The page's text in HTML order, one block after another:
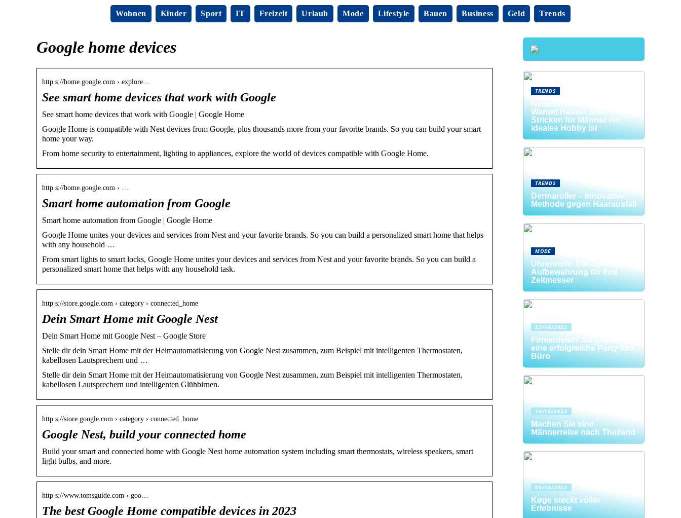
Wohnen Kinder Sport IT Freizeit Urlaub Mode Lifestyle Bauen Business Geld Trends
Google home devices
http s://home.google.com › explore…
See smart home devices that work with Google
See smart home devices that work with Google | Google Home
Google Home is compatible with Nest devices from Google, plus thousands more from your favorite brands. So you can build your smart
home your way.
From home security to entertainment, lighting to appliances, explore the world of devices compatible with Google Home.
http s://home.google.com › …
Smart home automation from Google
Smart home automation from Google | Google Home
Google Home unites your devices and services from Nest and your favorite brands. So you can build a personalized smart home that helps
with any household …
From smart lights to smart locks, Google Home unites your devices and services from Nest and your favorite brands. So you can build a
personalized smart home that helps with any household task.
http s://store.google.com › category › connected_home
Dein Smart Home mit Google Nest
Dein Smart Home mit Google Nest – Google Store
Stelle dir dein Smart Home mit der Heimautomatisierung von Google Nest zusammen, zum Beispiel mit intelligenten Thermostaten,
kabellosen Lautsprechern und …
Stelle dir dein Smart Home mit der Heimautomatisierung von Google Nest zusammen, zum Beispiel mit intelligenten Thermostaten,
kabellosen Lautsprechern und intelligenten Glühbirnen.
http s://store.google.com › category › connected_home
Google Nest, build your connected home
Build your smart and connected home with Google Nest home automation system including smart thermostats, wireless speakers, smart
light bulbs, and more.
http s://www.tomsguide.com › goo…
The best Google Home compatible devices in 2023
TRENDS
Neue Welten entdecken:
Warum Häkeln und
Stricken für Männer ein
ideales Hobby ist
TRENDS
Dermaroller – Innovative
Methode gegen Haarausfall
MODE
Uhrenrolle: Die Optimale
Aufbewahrung für Ihre
Zeitmesser
22/10/2022
Firmenfeier? So planen Sie
eine erfolgreiche Party fürs
Büro
14/10/2022
Machen Sie eine
Männerreise nach Thailand
06/10/2022
Køge steckt voller
Erlebnisse